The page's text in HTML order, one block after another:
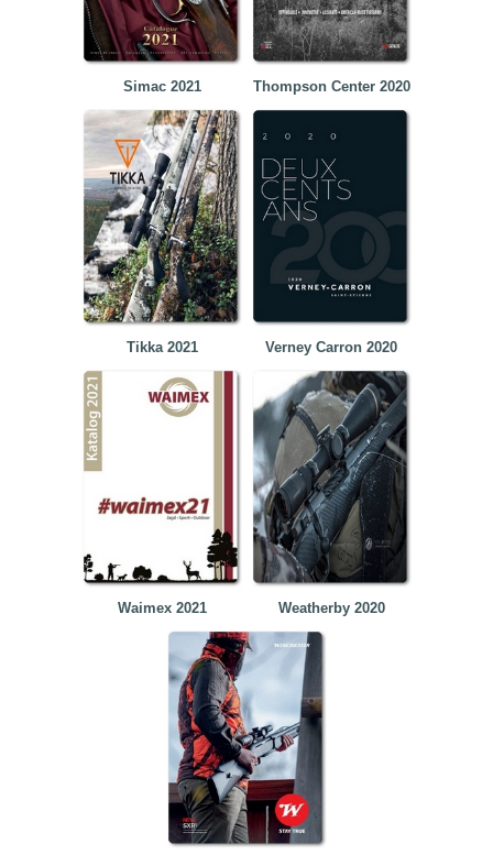
Simac 2021 Thompson Center 2020
Tikka 2021 Verney Carron 2020
Waimex 2021 Weatherby 2020